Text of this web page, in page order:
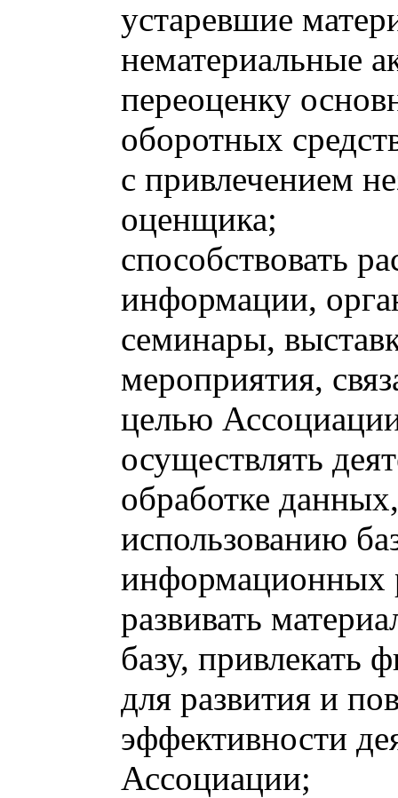
устаревшие
нематериальные
переоценку
оборотных
с привлечением
оценщика;
способствовать
информации,
семинары,
мероприятия,
целью
осуществлять
обработке
использованию
информационных
развивать
базу, привлекать
для развития и
эффективности
Ассоциации;